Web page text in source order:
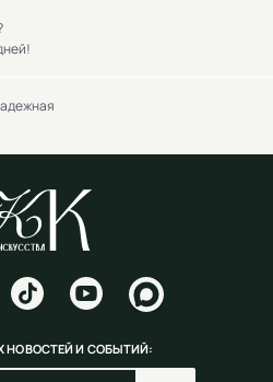
НОВОСТЕЙ И СОБЫТИЙ: